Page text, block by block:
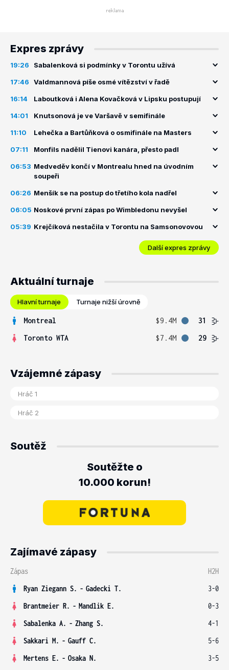
Expres zprávy
19:26 Sabalenková si podmínky v Torontu užívá
17:46 Valdmannová píše osmé vítězství v řadě
16:14 Laboutková i Alena Kovačková v Lipsku postupují
14:01 Knutsonová je ve Varšavě v semifinále
11:10 Lehečka a Bartůňková o osmifinále na Masters
07:11 Monfils nadělil Tienovi kanára, přesto padl
06:53 Medveděv končí v Montrealu hned na úvodním
soupeři
06:26 Menšík se na postup do třetího kola nadřel
06:05 Noskové první zápas po Wimbledonu nevyšel
05:39 Krejčíková nestačila v Torontu na Samsonovovou
Další expres zprávy
Aktuální turnaje
Hlavní turnaje Turnaje nižší úrovně
Montreal $9.4M
31
Toronto WTA
$7.4M 29
Vzájemné zápasy
Soutěž
Soutěžte o
10.000 korun!
Zajímavé zápasy
Zápas
H2H
Ryan Ziegann S. - Gadecki T.
3-0
Brantmeier R. - Mandlik E.
0-3
Sabalenka A. - Zhang S.
4-1
Sakkari M. - Gauff C.
5-6
Mertens E. - Osaka N.
3-5